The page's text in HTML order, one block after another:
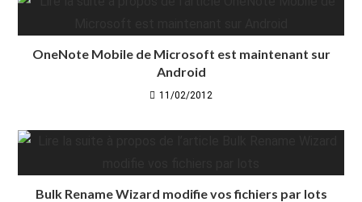
OneNote Mobile de Microsoft est maintenant sur
Android
11/02/2012
Bulk Rename Wizard modifie vos fichiers par lots